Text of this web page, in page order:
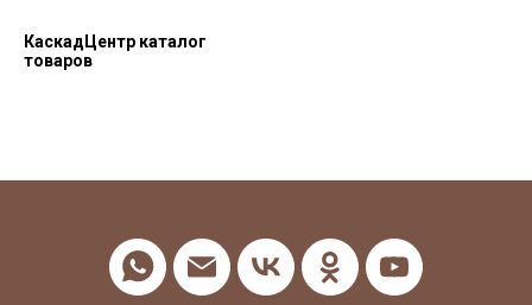
КаскадЦентр каталог
товаров